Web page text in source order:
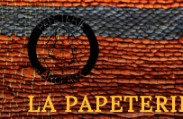
Aller
au
contenu
principal
LA